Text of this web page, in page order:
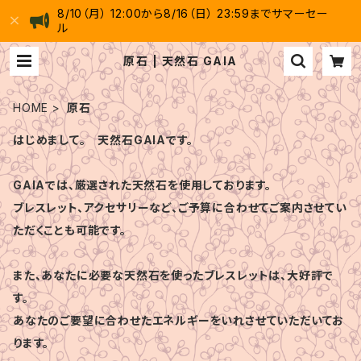
8/10（月） 12:00から8/16（日） 23:59までサマーセー
ル
原石 | 天然石 GAIA
HOME 原石
はじめまして。 天然石GAIAです。
GAIAでは、厳選された天然石を使用しております。
ブレスレット、アクセサリーなど、ご予算に合わせてご案内させてい
ただくことも可能です。
また、あなたに必要な天然石を使ったブレスレットは、大好評で
す。
あなたのご要望に合わせたエネルギーをいれさせていただいてお
ります。